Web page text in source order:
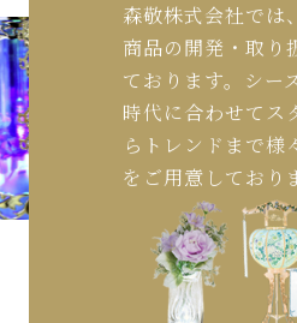
森敬株式会社では
商品の開発・取り
ております。シー
時代に合わせてス
らトレンドまで様
をご用意しており